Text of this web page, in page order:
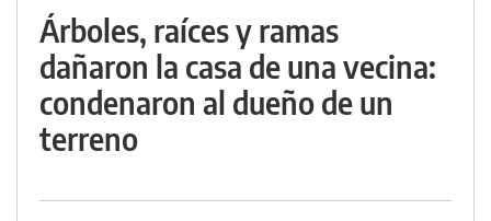
Árboles, raíces y ramas
dañaron la casa de una vecina:
condenaron al dueño de un
terreno